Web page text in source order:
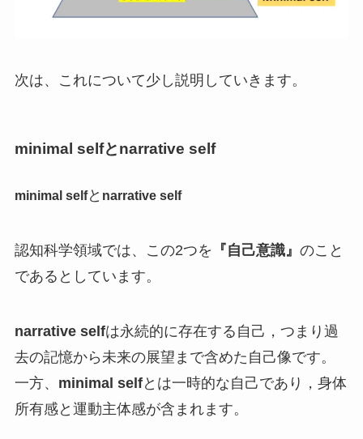
次は、これについて少し説明していきます。
minimal selfとnarrative self
minimal selfと narrative self
認知科学領域では、この2つを 『自己意識』 のこと
であるとしています。
narrative selfは永続的に存在する自己，つまり過
去の記憶から未来の展望まで含めた自己像です。
一方、 minimal selfとは一時的な自己であり，身体
所有感と運動主体感が含まれます。